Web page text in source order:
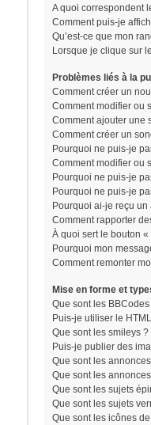
A quoi correspondent
Comment puis-je
Qu’est-ce que mon
Lorsque je clique sur
Problèmes liés à la
Comment créer un
Comment modifier ou
Comment ajouter une
Comment créer un
Pourquoi ne puis-je
Comment modifier ou
Pourquoi ne puis-je
Pourquoi ne puis-je
Pourquoi ai-je reçu un
Comment rapporter
À quoi sert le bouton
Pourquoi mon
Comment remonter
Mise en forme et
Que sont les BBCodes
Puis-je utiliser le
Que sont les smileys ?
Puis-je publier des
Que sont les
Que sont les
Que sont les sujets
Que sont les sujets
Que sont les icônes